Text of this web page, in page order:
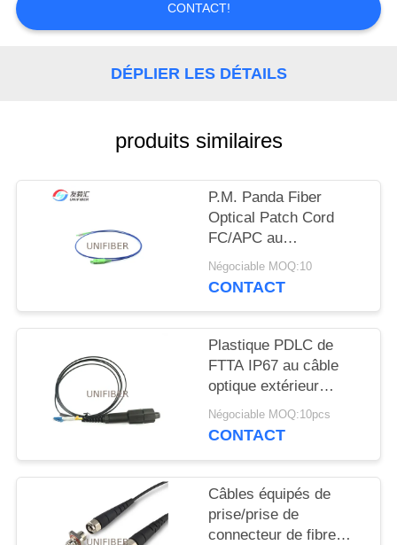
NOUVELLES
DEMANDEZ
CITATION
PLAN
PRIVACY
CONTACT!
DÉPLIER LES DÉTAILS
produits similaires
P.M. Panda Fiber
Optical Patch Cord
FC/APC au
fonctionnement lent
d'axe de SC/APC
Négociable MOQ:10
CONTACT
Plastique PDLC de
FTTA IP67 au câble
optique extérieur
duplex de correction de
fibre de LC
Négociable MOQ:10pcs
CONTACT
Câbles équipés de
prise/prise de
connecteur de fibre